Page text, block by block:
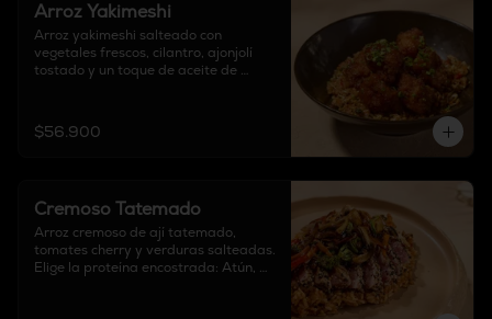
Arroz Yakimeshi
Arroz yakimeshi salteado con
vegetales frescos, cilantro, ajonjolí
tostado y un toque de aceite de
$56.900
Cremoso Tatemado
Arroz cremoso de ají tatemado,
tomates cherry y verduras salteadas.
Elige la proteína encostrada: Atún,